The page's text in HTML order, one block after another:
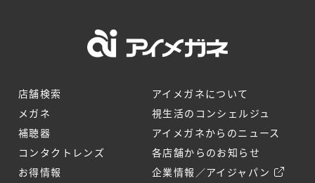
店舗検索
メガネ
補聴器
コンタクトレンズ
お得情報
アイメガネについて
視生活のコンシェルジュ
アイメガネからのニュース
各店舗からのお知らせ
企業情報／アイジャパン